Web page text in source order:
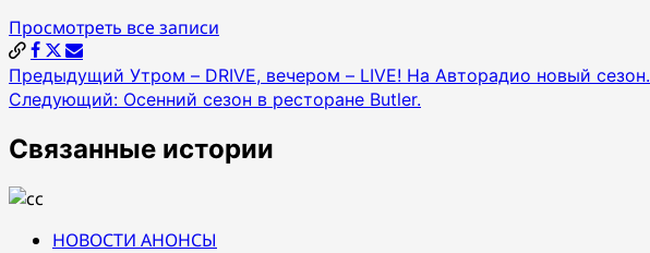
Просмотреть все записи
Навигация
по
записям
Предыдущий Утром – DRIVE, вечером – LIVE! На Авторадио новый сезон.
Следующий: Осенний сезон в ресторане Butler.
Связанные истории
НОВОСТИ АНОНСЫ